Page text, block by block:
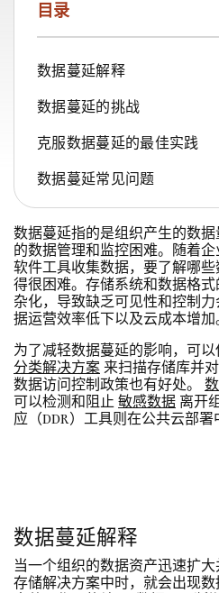
目录
数据蔓延解释
数据蔓延的挑战
克服数据蔓延的最佳实践
数据蔓延常见问题
数据蔓延指的是组织产生的数
的数据管理和监控困难。随着
软件工具收集数据，要了解哪
得很困难。存储系统和数据格
杂化，导致缺乏可见性和控制力
据运营效率低下以及云成本增加
为了减轻数据蔓延的影响，可
分类解决方案 来扫描存储库并
数据访问控制政策也有好处。
可以检测和阻止 敏感数据 离开
应（DDR）工具则在公共云部署
数据蔓延解释
当一个组织的数据资产迅速扩
存储解决方案中时，就会出现